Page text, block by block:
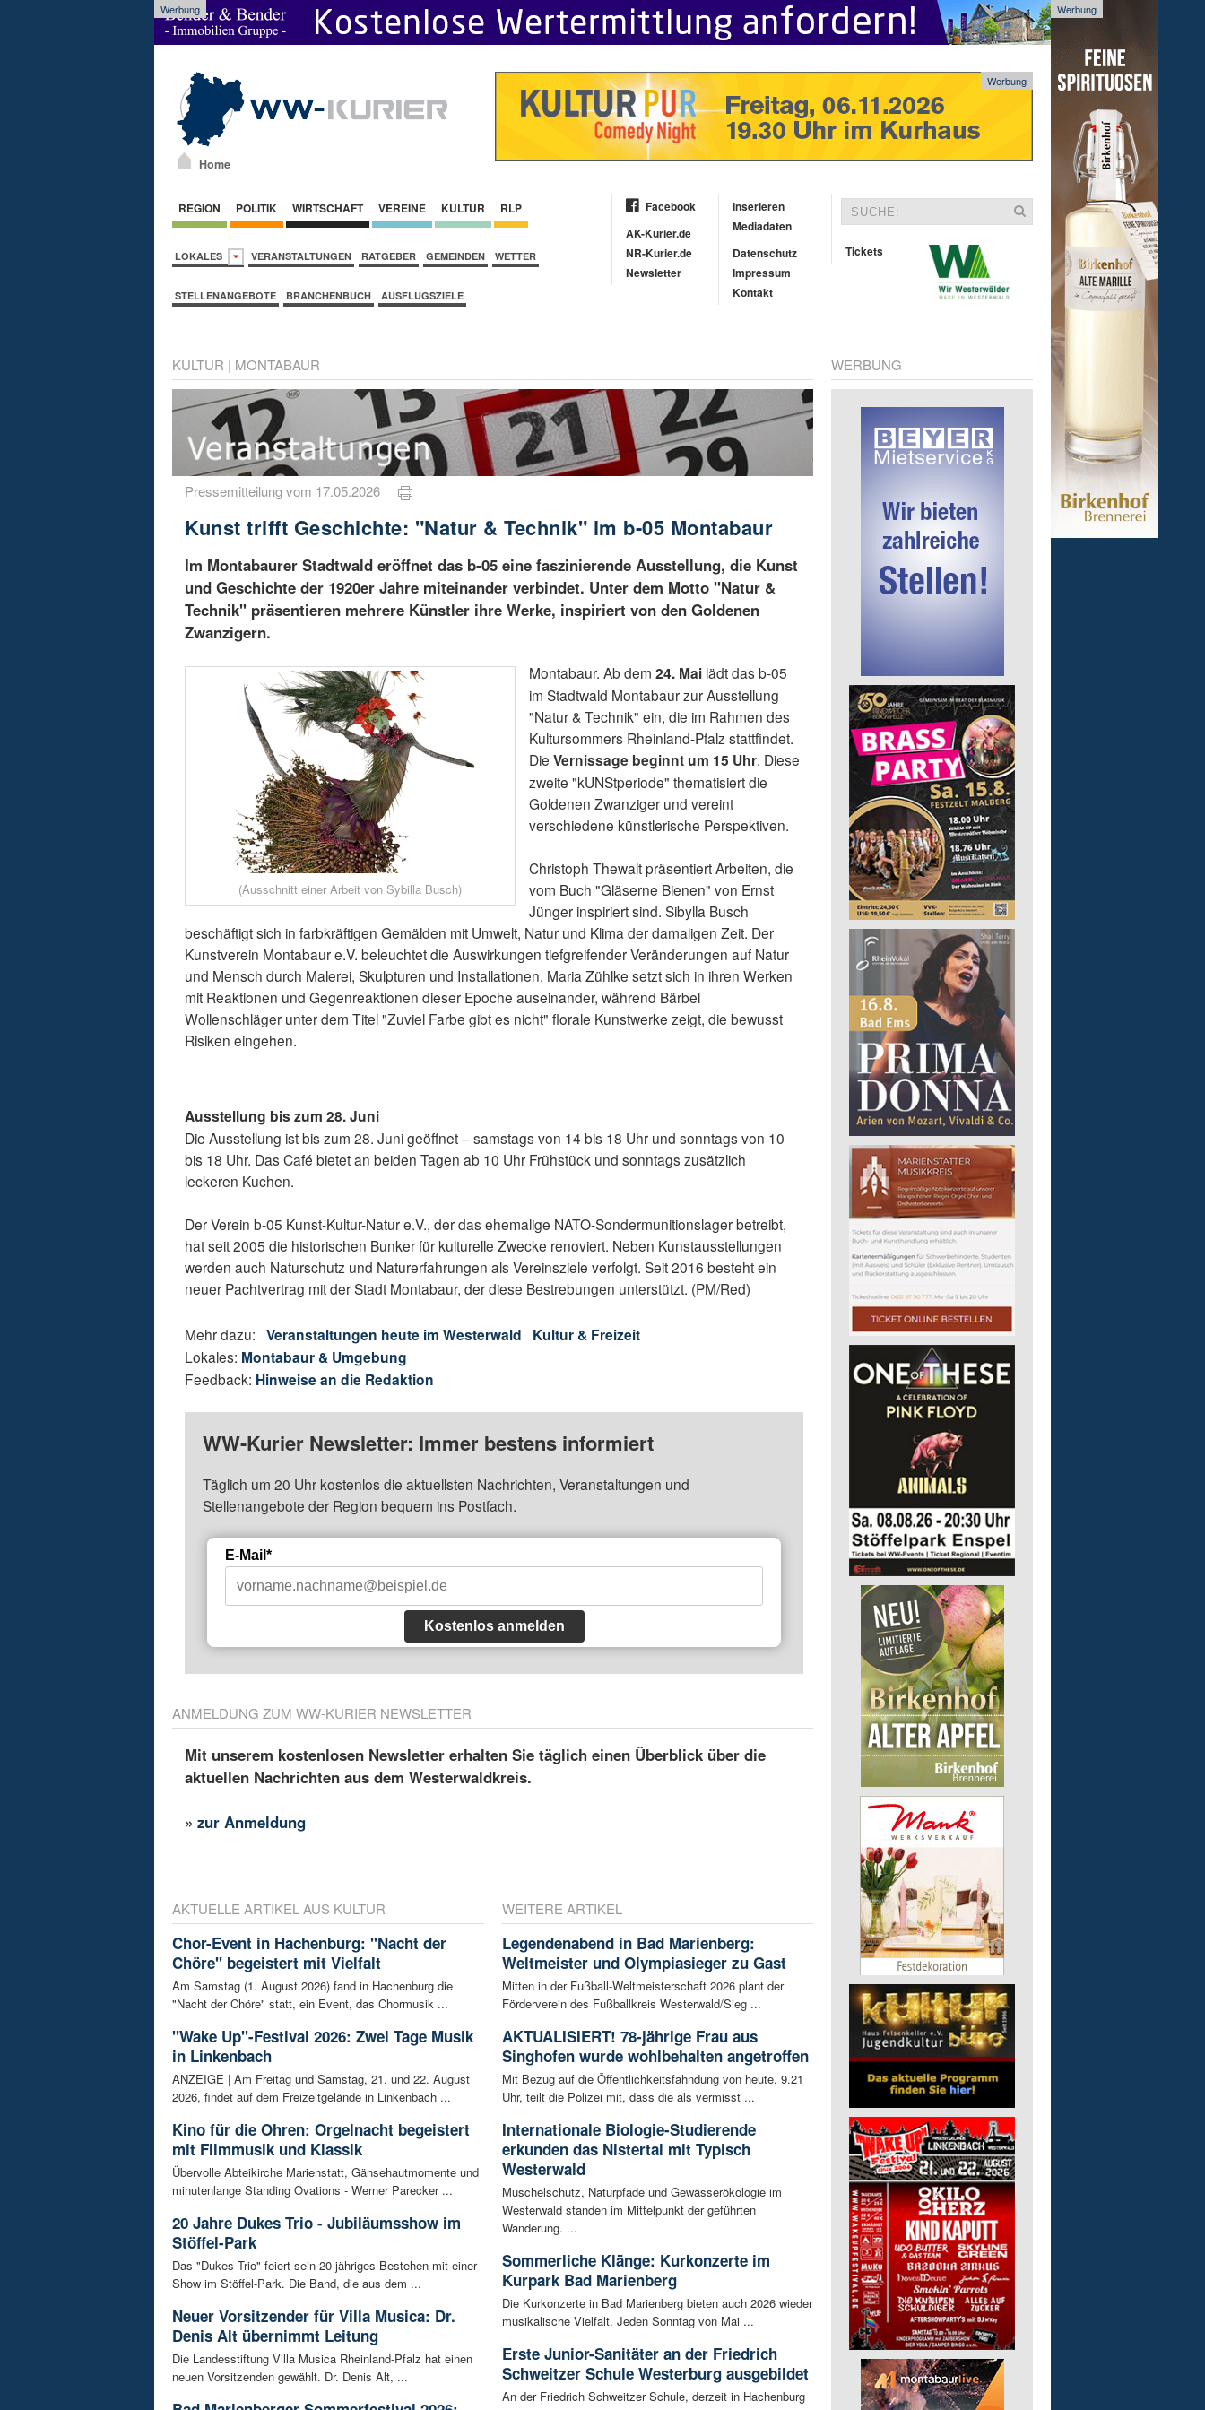
Werbung Werbung
Home
Werbung
REGION POLITIK WIRTSCHAFT VEREINE KULTUR RLP
LOKALES VERANSTALTUNGEN RATGEBER GEMEINDEN WETTER
STELLENANGEBOTE BRANCHENBUCH AUSFLUGSZIELE
Facebook
AK-Kurier.de
NR-Kurier.de
Newsletter
Inserieren
Mediadaten
Datenschutz
Impressum
Kontakt
Tickets
KULTUR | MONTABAUR
Pressemitteilung vom 17.05.2026
Kunst trifft Geschichte: "Natur & Technik" im b-05 Montabaur
Im Montabaurer Stadtwald eröffnet das b-05 eine faszinierende Ausstellung, die Kunst
und Geschichte der 1920er Jahre miteinander verbindet. Unter dem Motto "Natur &
Technik" präsentieren mehrere Künstler ihre Werke, inspiriert von den Goldenen
Zwanzigern.
(Ausschnitt einer Arbeit von Sybilla Busch)
Montabaur. Ab dem24. Mai lädt das b-05
im Stadtwald Montabaur zur Ausstellung
"Natur & Technik" ein, die im Rahmen des
Kultursommers Rheinland-Pfalz stattfindet.
DieVernissage beginnt um 15 Uhr. Diese
zweite "kUNStperiode" thematisiert die
Goldenen Zwanziger und vereint
verschiedene künstlerische Perspektiven.
Christoph Thewalt präsentiert Arbeiten, die
vom Buch "Gläserne Bienen" von Ernst
Jünger inspiriert sind. Sibylla Busch
beschäftigt sich in farbkräftigen Gemälden mit Umwelt, Natur und Klima der damaligen Zeit. Der
Kunstverein Montabaur e.V. beleuchtet die Auswirkungen tiefgreifender Veränderungen auf Natur
und Mensch durch Malerei, Skulpturen und Installationen. Maria Zühlke setzt sich in ihren Werken
mit Reaktionen und Gegenreaktionen dieser Epoche auseinander, während Bärbel
Wollenschläger unter dem Titel "Zuviel Farbe gibt es nicht" florale Kunstwerke zeigt, die bewusst
Risiken eingehen.
Ausstellung bis zum 28. Juni
Die Ausstellung ist bis zum 28. Juni geöffnet – samstags von 14 bis 18 Uhr und sonntags von 10
bis 18 Uhr. Das Café bietet an beiden Tagen ab 10 Uhr Frühstück und sonntags zusätzlich
leckeren Kuchen.
Der Verein b-05 Kunst-Kultur-Natur e.V., der das ehemalige NATO-Sondermunitionslager betreibt,
hat seit 2005 die historischen Bunker für kulturelle Zwecke renoviert. Neben Kunstausstellungen
werden auch Naturschutz und Naturerfahrungen als Vereinsziele verfolgt. Seit 2016 besteht ein
neuer Pachtvertrag mit der Stadt Montabaur, der diese Bestrebungen unterstützt. (PM/Red)
Mehr dazu:Veranstaltungen heute im Westerwald Kultur & Freizeit
Lokales: Montabaur & Umgebung
Feedback: Hinweise an die Redaktion
WW-Kurier Newsletter: Immer bestens informiert
Täglich um 20 Uhr kostenlos die aktuellsten Nachrichten, Veranstaltungen und
Stellenangebote der Region bequem ins Postfach.
E-Mail*
Kostenlos anmelden
ANMELDUNG ZUM WW-KURIER NEWSLETTER
Mit unserem kostenlosen Newsletter erhalten Sie täglich einen Überblick über die
aktuellen Nachrichten aus dem Westerwaldkreis.
»zur Anmeldung
AKTUELLE ARTIKEL AUS KULTUR
Chor-Event in Hachenburg: "Nacht der
Chöre" begeistert mit Vielfalt
Am Samstag (1. August 2026) fand in Hachenburg die
"Nacht der Chöre" statt, ein Event, das Chormusik ...
"Wake Up"-Festival 2026: Zwei Tage Musik
in Linkenbach
ANZEIGE | Am Freitag und Samstag, 21. und 22. August
2026, findet auf dem Freizeitgelände in Linkenbach ...
Kino für die Ohren: Orgelnacht begeistert
mit Filmmusik und Klassik
Übervolle Abteikirche Marienstatt, Gänsehautmomente und
minutenlange Standing Ovations - Werner Parecker ...
20 Jahre Dukes Trio - Jubiläumsshow im
Stöffel-Park
Das "Dukes Trio" feiert sein 20-jähriges Bestehen mit einer
Show im Stöffel-Park. Die Band, die aus dem ...
Neuer Vorsitzender für Villa Musica: Dr.
Denis Alt übernimmt Leitung
Die Landesstiftung Villa Musica Rheinland-Pfalz hat einen
neuen Vorsitzenden gewählt. Dr. Denis Alt, ...
WEITERE ARTIKEL
Legendenabend in Bad Marienberg:
Weltmeister und Olympiasieger zu Gast
Mitten in der Fußball-Weltmeisterschaft 2026 plant der
Förderverein des Fußballkreis Westerwald/Sieg ...
AKTUALISIERT! 78-jährige Frau aus
Singhofen wurde wohlbehalten angetroffen
Mit Bezug auf die Öffentlichkeitsfahndung von heute, 9.21
Uhr, teilt die Polizei mit, dass die als vermisst ...
Internationale Biologie-Studierende
erkunden das Nistertal mit Typisch
Westerwald
Muschelschutz, Naturpfade und Gewässerökologie im
Westerwald standen im Mittelpunkt der geführten
Wanderung. ...
Sommerliche Klänge: Kurkonzerte im
Kurpark Bad Marienberg
Die Kurkonzerte in Bad Marienberg bieten auch 2026 wieder
musikalische Vielfalt. Jeden Sonntag von Mai ...
Erste Junior-Sanitäter an der Friedrich
Schweitzer Schule Westerburg ausgebildet
An der Friedrich Schweitzer Schule, derzeit in Hachenburg
WERBUNG